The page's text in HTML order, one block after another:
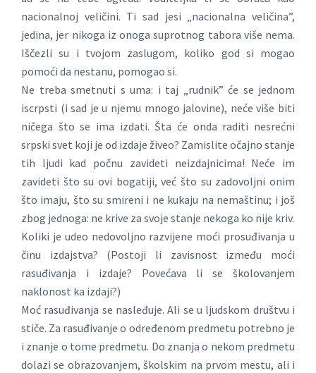
nacionalnoj veličini. Ti sad jesi „nacionalna veličina”,
jedina, jer nikoga iz onoga suprotnog tabora više nema.
Iščezli su i tvojom zaslugom, koliko god si mogao
pomoći da nestanu, pomogao si.
Ne treba smetnuti s uma: i taj „rudnik” će se jednom
iscrpsti (i sad je u njemu mnogo jalovine), neće više biti
ničega što se ima izdati. Šta će onda raditi nesrećni
srpski svet koji je od izdaje živeo? Zamislite očajno stanje
tih ljudi kad počnu zavideti neizdajnicima! Neće im
zavideti što su ovi bogatiji, već što su zadovoljni onim
što imaju, što su smireni i ne kukaju na nemaštinu; i još
zbog jednoga: ne krive za svoje stanje nekoga ko nije kriv.
Koliki je udeo nedovoljno razvijene moći prosuđivanja u
činu izdajstva? (Postoji li zavisnost između moći
rasuđivanja i izdaje? Povećava li se školovanjem
naklonost ka izdaji?)
Moć rasuđivanja se nasleđuje. Ali se u ljudskom društvu i
stiče. Za rasuđivanje o određenom predmetu potrebno je
i znanje o tome predmetu. Do znanja o nekom predmetu
dolazi se obrazovanjem, školskim na prvom mestu, ali i